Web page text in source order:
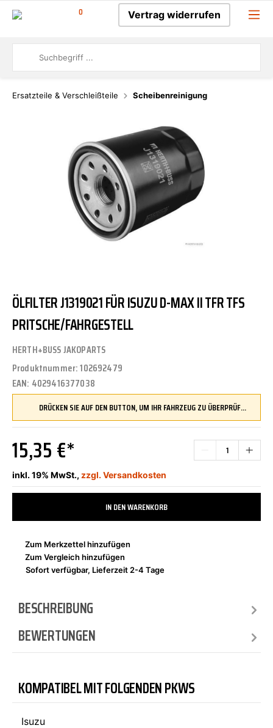
0 Vertrag widerrufen
Ersatzteile & Verschleißteile Scheibenreinigung
ÖLFILTER J1319021 FÜR ISUZU D-MAX II TFR TFS
PRITSCHE/FAHRGESTELL
HERTH+BUSS JAKOPARTS
Produktnummer:102692479
EAN: 4029416377038
DRÜCKEN SIE AUF DEN BUTTON, UM IHR FAHRZEUG ZU ÜBERPRÜFEN UND SICHERZUSTELLEN, DASS DIESES TEIL KOMPATIBEL IST, BEVOR SIE ES BESTELLEN
15,35 €*
inkl. 19% MwSt., zzgl. Versandkosten
IN DEN WARENKORB
Zum Merkzettel hinzufügen
Zum Vergleich hinzufügen
Sofort verfügbar, Lieferzeit 2-4 Tage
BESCHREIBUNG
BEWERTUNGEN
KOMPATIBEL MIT FOLGENDEN PKWS
Isuzu